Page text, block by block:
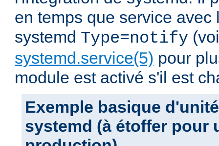
en temps que service avec
systemd Type=notify
systemd.service(5) pour
module est activé s'il est
Exemple basique
systemd (à étoffer pour